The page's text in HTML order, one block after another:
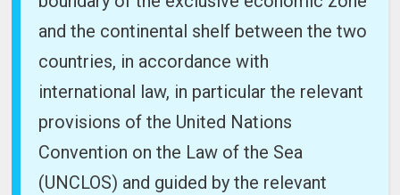
and the continental shelf between the two
countries, in accordance with
international law, in particular the relevant
provisions of the United Nations
Convention on the Law of the Sea
(UNCLOS) and guided by the relevant